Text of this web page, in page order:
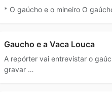
* O gaúcho e o mineiro O
Gaucho e a Vaca Louca
A repórter vai entrevistar o
gravar …